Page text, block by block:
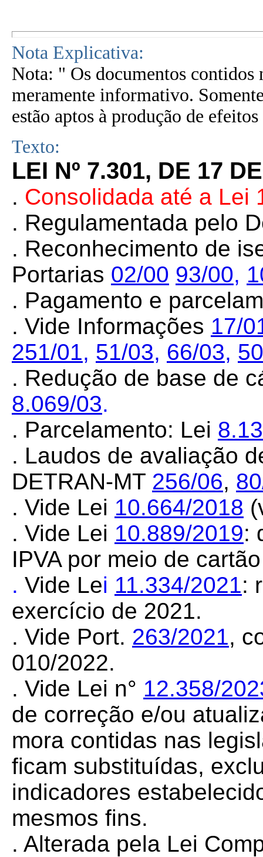
Nota Explicativa:
Nota: " Os documentos contidos
meramente informativo.
estão aptos à produção de
Texto:
LEI Nº 7.301, DE 17
. Consolidada até a Lei
. Regulamentada pelo
. Reconhecimento de
Portarias 02/00 93/00,
. Pagamento e
. Vide Informações 17/
251/01, 51/03, 66/03,
. Redução de base de
8.069/03.
. Parcelamento: Lei
. Laudos de avaliação
DETRAN-MT 256/06,
. Vide Lei 10.664/2018
. Vide Lei 10.889/2019:
IPVA por meio de
. Vide Lei 11.334/2021:
exercício de 2021.
. Vide Port. 263/2021,
010/2022.
. Vide Lei n° 12.358/
de correção e/ou
mora contidas nas
ficam substituídas,
indicadores
mesmos fins.
. Alterada pela Lei